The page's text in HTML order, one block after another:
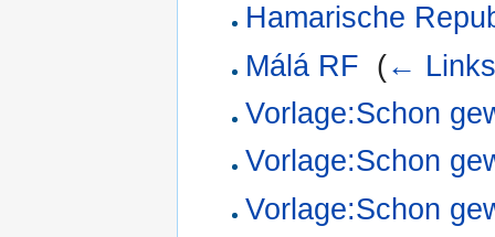
Hamarische
Málá RF (← Links
Vorlage:Schon
Vorlage:Schon
Vorlage:Schon